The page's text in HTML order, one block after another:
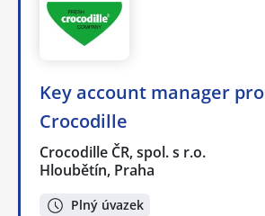
Key account manager pro
Crocodille
Crocodille ČR, spol. s r.o.
Hloubětín, Praha
Plný úvazek